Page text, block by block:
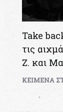
Take
τις
Ζ. και
KEIMENA